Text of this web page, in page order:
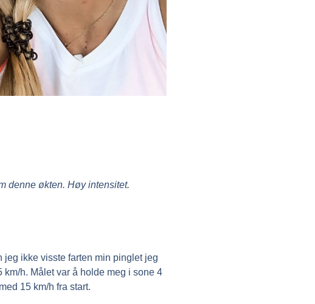
denne økten. Høy intensitet.
ikke visste farten min pinglet jeg
h. Målet var å holde meg i sone 4
15 km/h fra start.